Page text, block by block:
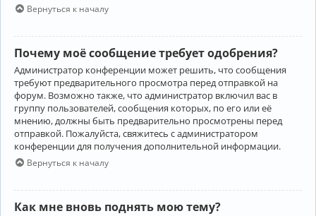
Вернуться к началу
Почему моё сообщение требует одобрения?
Администратор конференции может решить, что сообщения
требуют предварительного просмотра перед отправкой на
форум. Возможно также, что администратор включил вас в
группу пользователей, сообщения которых, по его или её
мнению, должны быть предварительно просмотрены перед
отправкой. Пожалуйста, свяжитесь с администратором
конференции для получения дополнительной информации.
Вернуться к началу
Как мне вновь поднять мою тему?